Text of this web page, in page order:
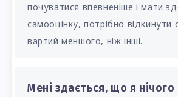
почуватися впевненіше і мати
самооцінку, потрібно
вартий меншого, ніж інші.
Мені здається, що я